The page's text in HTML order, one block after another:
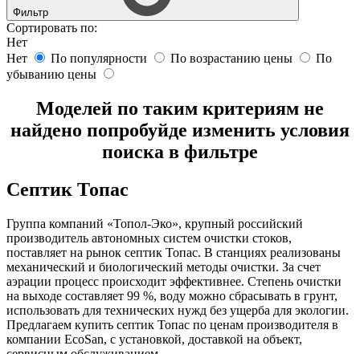
Фильтр
Сортировать по:
Нет
Нет
По популярности По возрастанию цены
По
убыванию цены
Моделей по таким критериям не
найдено попробуйде изменить условия
поиска в фильтре
Септик Топас
Группа компаний «Топол-Эко», крупный российский
производитель автономных систем очистки стоков,
поставляет на рынок септик Топас. В станциях реализованы
механический и биологический методы очистки. За счет
аэрации процесс происходит эффективнее. Степень очистки
на выходе составляет 99 %, воду можно сбрасывать в грунт,
использовать для технических нужд без ущерба для экологии.
Предлагаем купить септик Топас по ценам производителя в
компании EcoSan, с установкой, доставкой на объект,